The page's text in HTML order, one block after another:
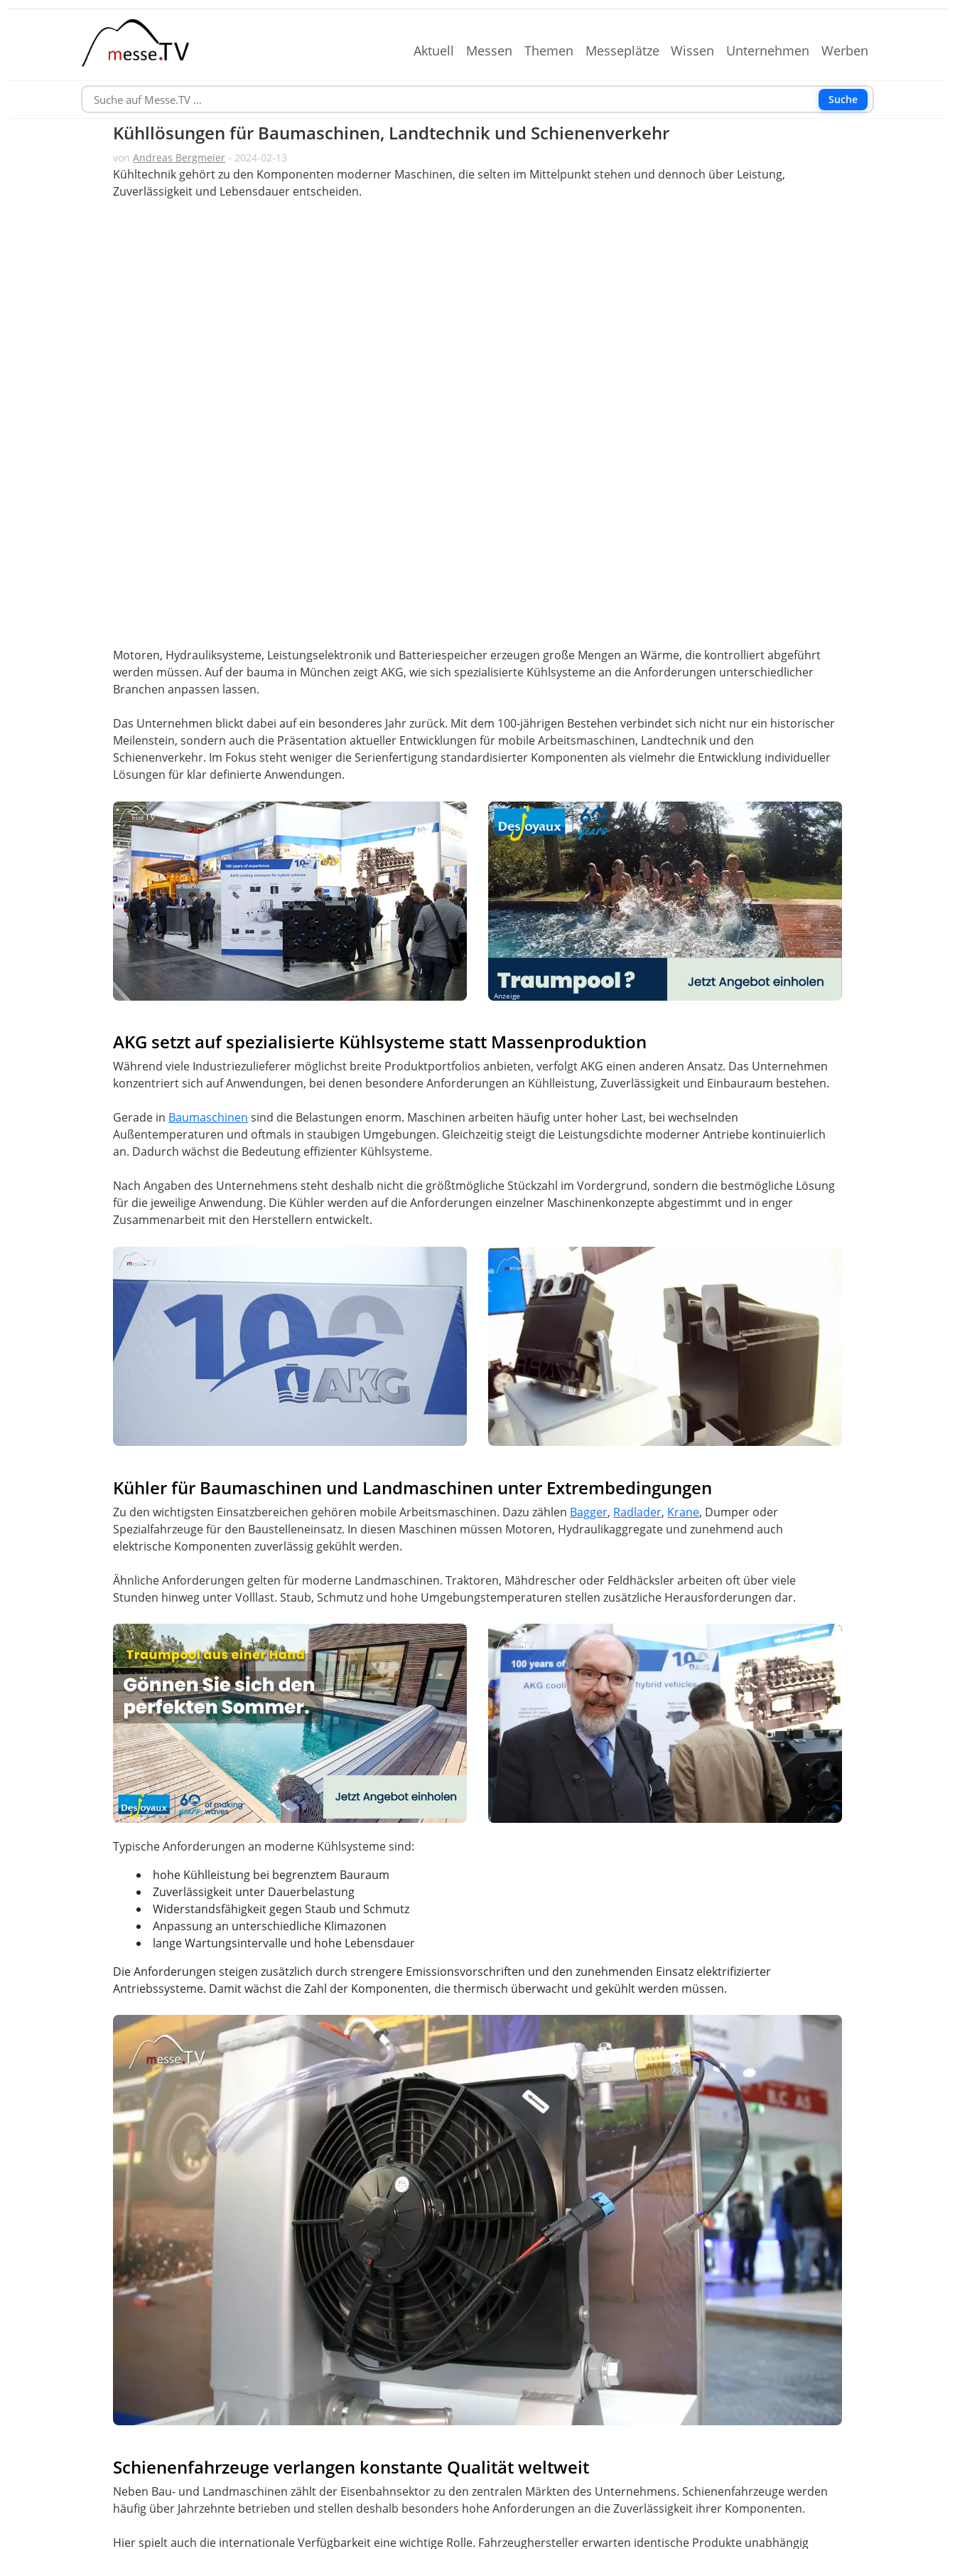
Aktuell Messen Themen Messeplätze Wissen Unternehmen Werben
Suche
Kühllösungen für Baumaschinen, Landtechnik und Schienenverkehr
vonAndreas Bergmeier - 2024-02-13
Kühltechnik gehört zu den Komponenten moderner Maschinen, die selten im Mittelpunkt stehen und dennoch über Leistung,
Zuverlässigkeit und Lebensdauer entscheiden.
Motoren, Hydrauliksysteme, Leistungselektronik und Batteriespeicher erzeugen große Mengen an Wärme, die kontrolliert abgeführt
werden müssen. Auf der bauma in München zeigt AKG, wie sich spezialisierte Kühlsysteme an die Anforderungen unterschiedlicher
Branchen anpassen lassen.
Das Unternehmen blickt dabei auf ein besonderes Jahr zurück. Mit dem 100-jährigen Bestehen verbindet sich nicht nur ein historischer
Meilenstein, sondern auch die Präsentation aktueller Entwicklungen für mobile Arbeitsmaschinen, Landtechnik und den
Schienenverkehr. Im Fokus steht weniger die Serienfertigung standardisierter Komponenten als vielmehr die Entwicklung individueller
Lösungen für klar definierte Anwendungen.
Anzeige
AKG setzt auf spezialisierte Kühlsysteme statt Massenproduktion
Während viele Industriezulieferer möglichst breite Produktportfolios anbieten, verfolgt AKG einen anderen Ansatz. Das Unternehmen
konzentriert sich auf Anwendungen, bei denen besondere Anforderungen an Kühlleistung, Zuverlässigkeit und Einbauraum bestehen.
Gerade in Baumaschinen sind die Belastungen enorm. Maschinen arbeiten häufig unter hoher Last, bei wechselnden
Außentemperaturen und oftmals in staubigen Umgebungen. Gleichzeitig steigt die Leistungsdichte moderner Antriebe kontinuierlich
an. Dadurch wächst die Bedeutung effizienter Kühlsysteme.
Nach Angaben des Unternehmens steht deshalb nicht die größtmögliche Stückzahl im Vordergrund, sondern die bestmögliche Lösung
für die jeweilige Anwendung. Die Kühler werden auf die Anforderungen einzelner Maschinenkonzepte abgestimmt und in enger
Zusammenarbeit mit den Herstellern entwickelt.
Kühler für Baumaschinen und Landmaschinen unter Extrembedingungen
Zu den wichtigsten Einsatzbereichen gehören mobile Arbeitsmaschinen. Dazu zählen Bagger, Radlader, Krane, Dumper oder
Spezialfahrzeuge für den Baustelleneinsatz. In diesen Maschinen müssen Motoren, Hydraulikaggregate und zunehmend auch
elektrische Komponenten zuverlässig gekühlt werden.
Ähnliche Anforderungen gelten für moderne Landmaschinen. Traktoren, Mähdrescher oder Feldhäcksler arbeiten oft über viele
Stunden hinweg unter Volllast. Staub, Schmutz und hohe Umgebungstemperaturen stellen zusätzliche Herausforderungen dar.
Anzeige
hohe Kühlleistung bei begrenztem Bauraum
Zuverlässigkeit unter Dauerbelastung
Widerstandsfähigkeit gegen Staub und Schmutz
Anpassung an unterschiedliche Klimazonen
lange Wartungsintervalle und hohe Lebensdauer
Die Anforderungen steigen zusätzlich durch strengere Emissionsvorschriften und den zunehmenden Einsatz elektrifizierter
Antriebssysteme. Damit wächst die Zahl der Komponenten, die thermisch überwacht und gekühlt werden müssen.
Schienenfahrzeuge verlangen konstante Qualität weltweit
Neben Bau- und Landmaschinen zählt der Eisenbahnsektor zu den zentralen Märkten des Unternehmens. Schienenfahrzeuge werden
häufig über Jahrzehnte betrieben und stellen deshalb besonders hohe Anforderungen an die Zuverlässigkeit ihrer Komponenten.
Hier spielt auch die internationale Verfügbarkeit eine wichtige Rolle. Fahrzeughersteller erwarten identische Produkte unabhängig